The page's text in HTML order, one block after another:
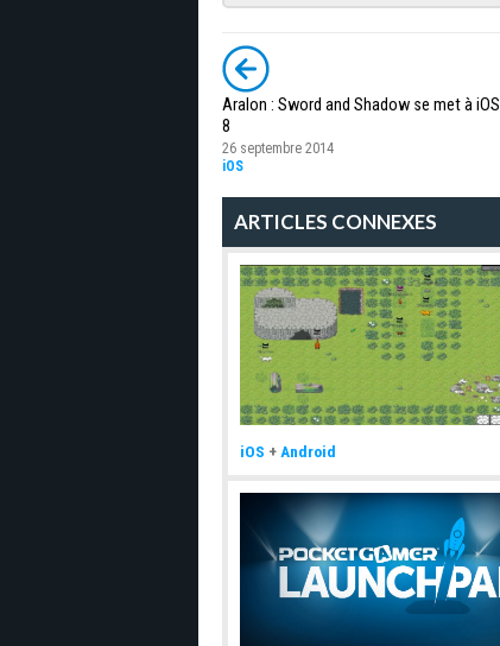
Aralon : Sword and Shadow se met à iOS
8
26 septembre 2014
iOS
ARTICLES CONNEXES
iOS +Android